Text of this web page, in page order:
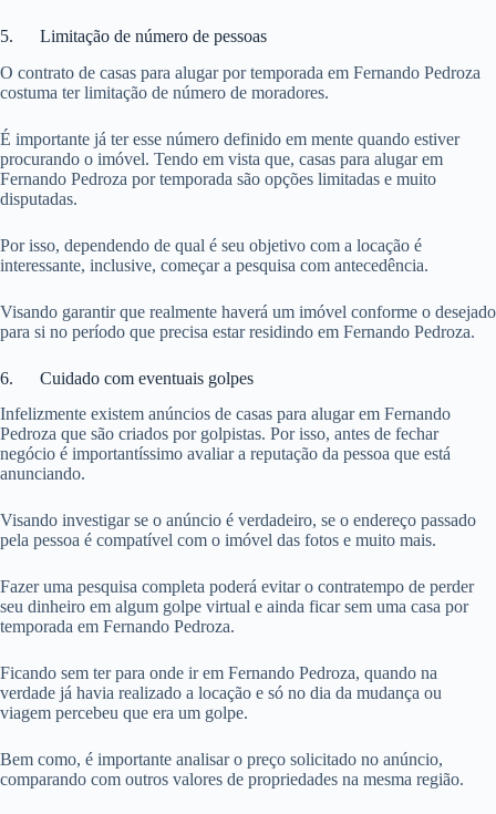
5. Limitação de número de pessoas
O contrato de casas para alugar por temporada em Fernando Pedroza
costuma ter limitação de número de moradores.
É importante já ter esse número definido em mente quando estiver
procurando o imóvel. Tendo em vista que, casas para alugar em
Fernando Pedroza por temporada são opções limitadas e muito
disputadas.
Por isso, dependendo de qual é seu objetivo com a locação é
interessante, inclusive, começar a pesquisa com antecedência.
Visando garantir que realmente haverá um imóvel conforme o desejado
para si no período que precisa estar residindo em Fernando Pedroza.
6. Cuidado com eventuais golpes
Infelizmente existem anúncios de casas para alugar em Fernando
Pedroza que são criados por golpistas. Por isso, antes de fechar
negócio é importantíssimo avaliar a reputação da pessoa que está
anunciando.
Visando investigar se o anúncio é verdadeiro, se o endereço passado
pela pessoa é compatível com o imóvel das fotos e muito mais.
Fazer uma pesquisa completa poderá evitar o contratempo de perder
seu dinheiro em algum golpe virtual e ainda ficar sem uma casa por
temporada em Fernando Pedroza.
Ficando sem ter para onde ir em Fernando Pedroza, quando na
verdade já havia realizado a locação e só no dia da mudança ou
viagem percebeu que era um golpe.
Bem como, é importante analisar o preço solicitado no anúncio,
comparando com outros valores de propriedades na mesma região.